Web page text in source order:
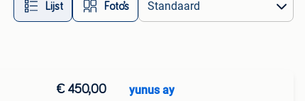
Lijst Foto’s
€ 450,00 yunus ay